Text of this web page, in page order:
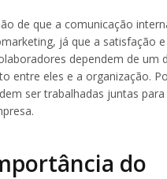
de que a comunicação
já que a satisfação
dependem de um
entre eles e a organização.
ser trabalhadas juntas
do